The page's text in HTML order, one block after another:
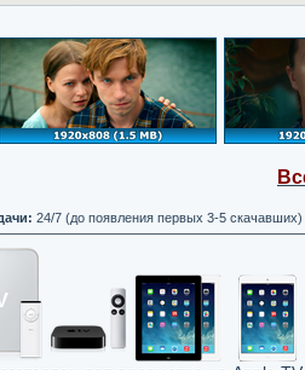
24/7 (до появления первых 3-5 скачавших)